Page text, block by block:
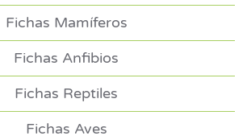
Fichas Mamíferos
Fichas Anfibios
Fichas Reptiles
Fichas Aves